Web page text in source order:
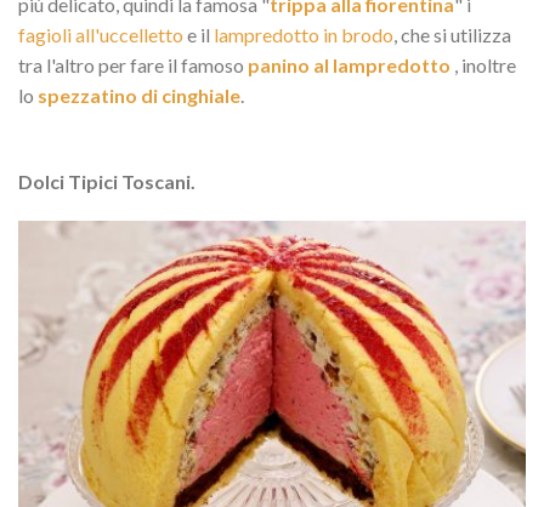
fagioli all'uccelletto e il lampredotto in brodo, che si utilizza
tra l'altro per fare il famoso panino al lampredotto , inoltre
lo spezzatino di cinghiale.
Dolci Tipici Toscani.